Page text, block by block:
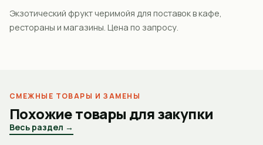
Экзотический фрукт черимойя для поставок в кафе,
рестораны и магазины. Цена по запросу.
СМЕЖНЫЕ ТОВАРЫ И ЗАМЕНЫ
Похожие товары для закупки
Весь раздел →